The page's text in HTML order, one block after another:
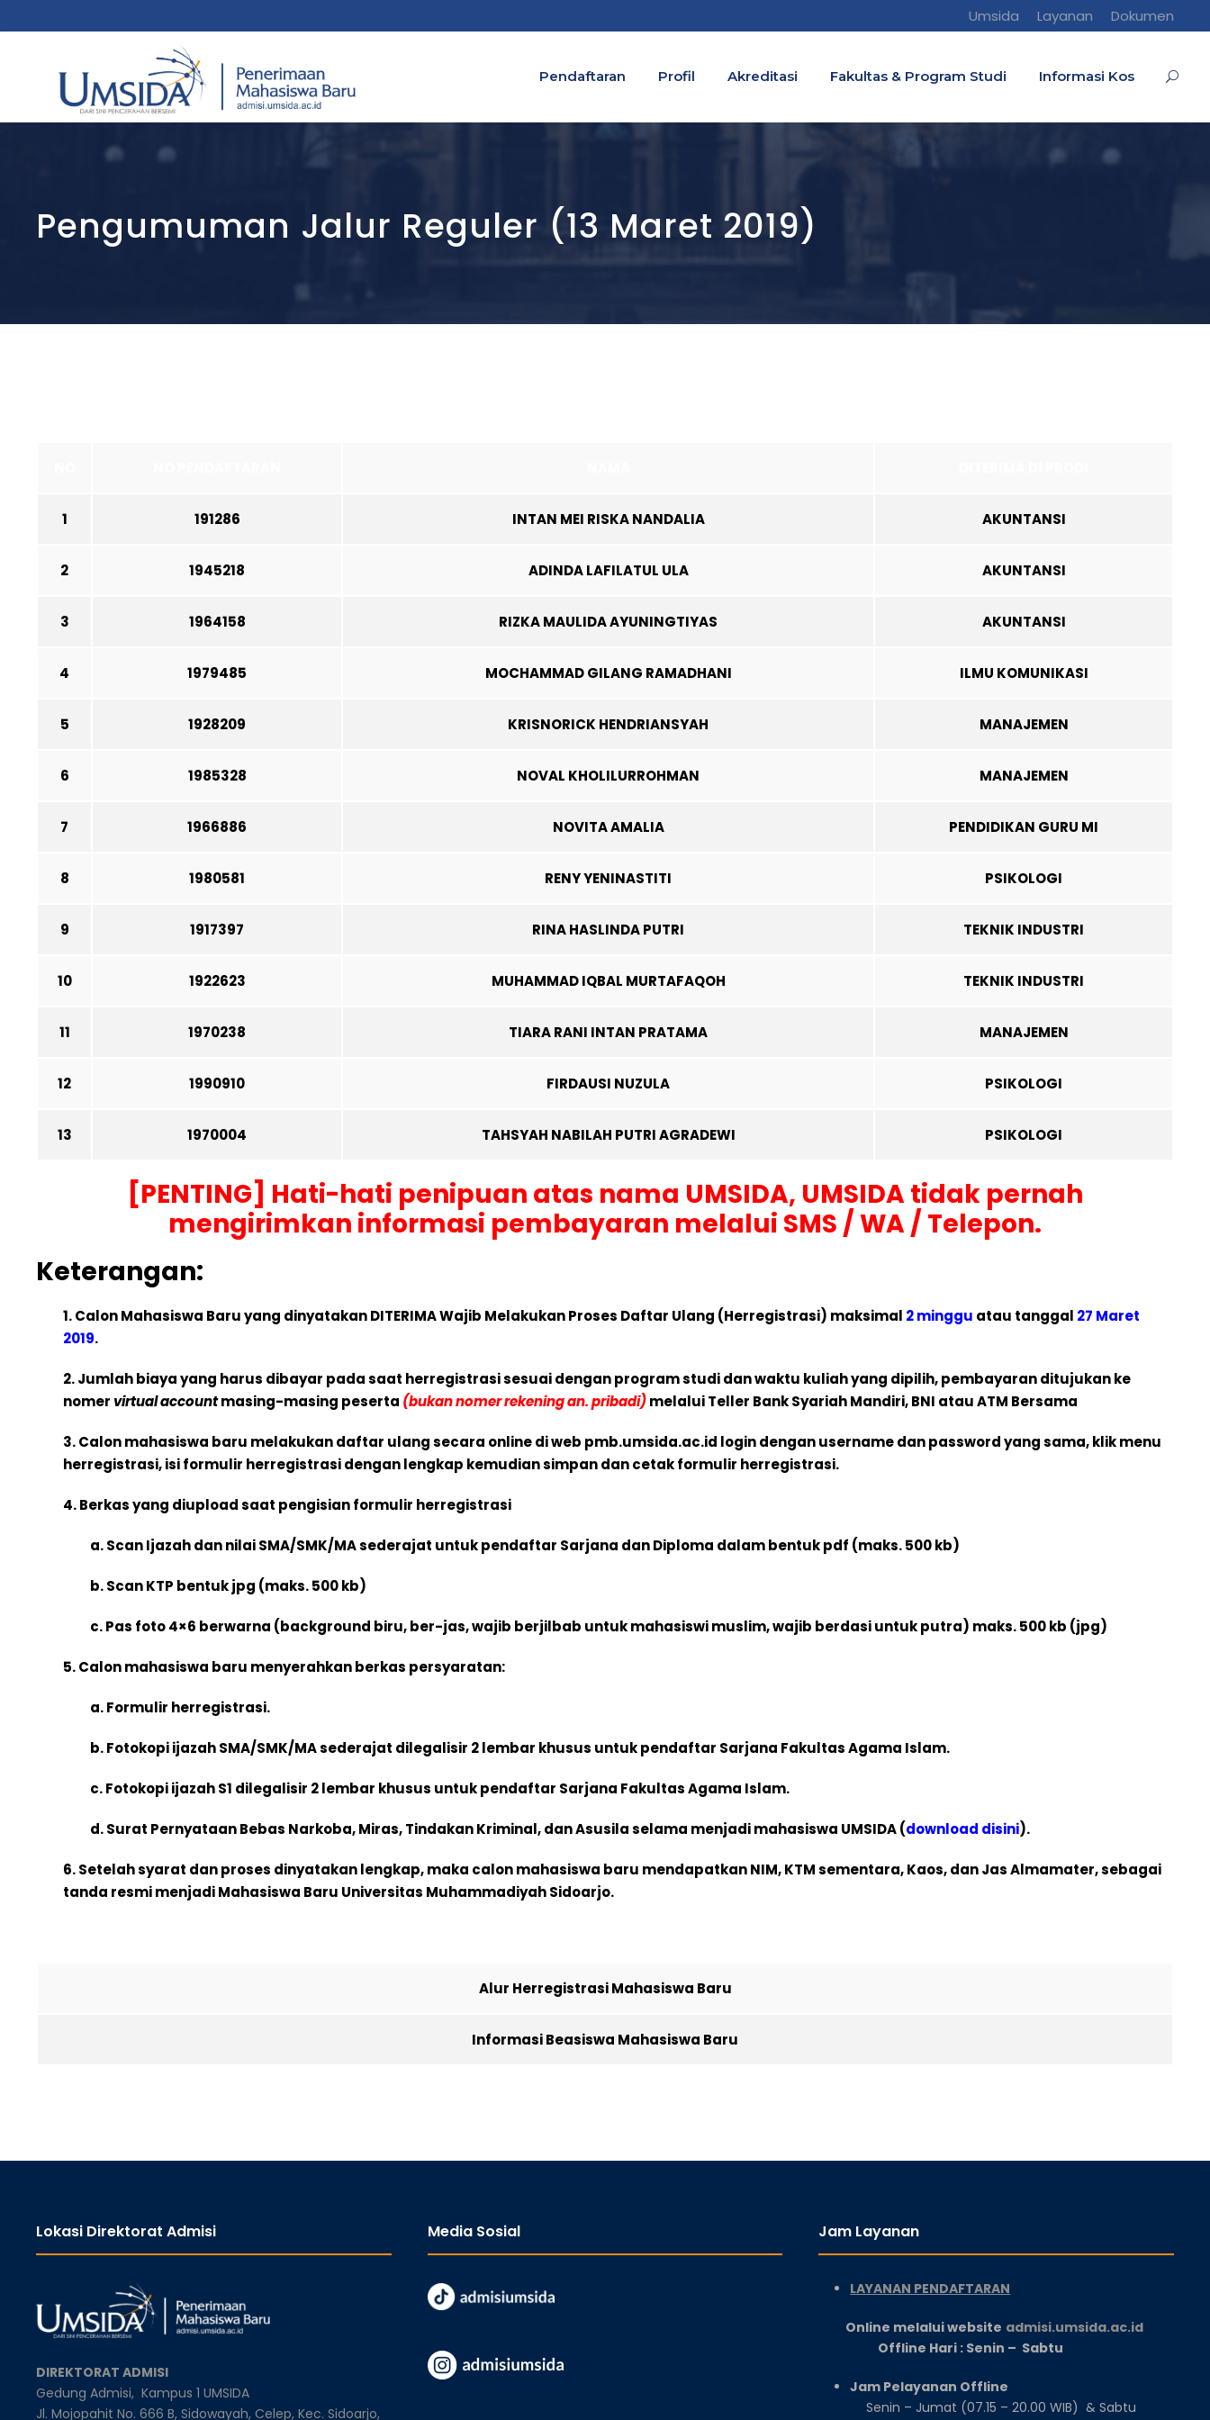
Umsida Layanan Dokumen
Pendaftaran Profil Akreditasi Fakultas & Program Studi Informasi Kos
Pengumuman Jalur Reguler (13 Maret 2019)
1 191286 INTAN MEI RISKA NANDALIA AKUNTANSI
2 1945218 ADINDA LAFILATUL ULA AKUNTANSI
3 1964158 RIZKA MAULIDA AYUNINGTIYAS AKUNTANSI
4 1979485 MOCHAMMAD GILANG RAMADHANI ILMU KOMUNIKASI
5 1928209 KRISNORICK HENDRIANSYAH MANAJEMEN
6 1985328 NOVAL KHOLILURROHMAN MANAJEMEN
7 1966886 NOVITA AMALIA PENDIDIKAN GURU MI
8 1980581 RENY YENINASTITI PSIKOLOGI
9 1917397 RINA HASLINDA PUTRI TEKNIK INDUSTRI
10 1922623 MUHAMMAD IQBAL MURTAFAQOH TEKNIK INDUSTRI
11 1970238 TIARA RANI INTAN PRATAMA MANAJEMEN
12 1990910 FIRDAUSI NUZULA PSIKOLOGI
13 1970004 TAHSYAH NABILAH PUTRI AGRADEWI PSIKOLOGI
[PENTING] Hati-hati penipuan atas nama UMSIDA, UMSIDA tidak pernah
mengirimkan informasi pembayaran melalui SMS / WA / Telepon.
Keterangan:
1. Calon Mahasiswa Baru yang dinyatakan DITERIMA Wajib Melakukan Proses Daftar Ulang (Herregistrasi) maksimal 2 minggu atau tanggal 27 Maret
2019.
2. Jumlah biaya yang harus dibayar pada saat herregistrasi sesuai dengan program studi dan waktu kuliah yang dipilih, pembayaran ditujukan ke
nomer virtual accountmasing-masing peserta (bukan nomer rekening an. pribadi)melalui Teller Bank Syariah Mandiri, BNI atau ATM Bersama
3. Calon mahasiswa baru melakukan daftar ulang secara online di web pmb.umsida.ac.id login dengan username dan password yang sama, klik menu
herregistrasi, isi formulir herregistrasi dengan lengkap kemudian simpan dan cetak formulir herregistrasi.
4. Berkas yang diupload saat pengisian formulir herregistrasi
a. Scan Ijazah dan nilai SMA/SMK/MA sederajat untuk pendaftar Sarjana dan Diploma dalam bentuk pdf (maks. 500 kb)
b. Scan KTP bentuk jpg (maks. 500 kb)
c. Pas foto 4×6 berwarna (background biru, ber-jas, wajib berjilbab untuk mahasiswi muslim, wajib berdasi untuk putra) maks. 500 kb (jpg)
5. Calon mahasiswa baru menyerahkan berkas persyaratan:
a. Formulir herregistrasi.
b. Fotokopi ijazah SMA/SMK/MA sederajat dilegalisir 2 lembar khusus untuk pendaftar Sarjana Fakultas Agama Islam.
c. Fotokopi ijazah S1 dilegalisir 2 lembar khusus untuk pendaftar Sarjana Fakultas Agama Islam.
d. Surat Pernyataan Bebas Narkoba, Miras, Tindakan Kriminal, dan Asusila selama menjadi mahasiswa UMSIDA (download disini).
6. Setelah syarat dan proses dinyatakan lengkap, maka calon mahasiswa baru mendapatkan NIM, KTM sementara, Kaos, dan Jas Almamater, sebagai
tanda resmi menjadi Mahasiswa Baru Universitas Muhammadiyah Sidoarjo.
Alur Herregistrasi Mahasiswa Baru
Informasi Beasiswa Mahasiswa Baru
Lokasi Direktorat Admisi
DIREKTORAT ADMISI
Gedung Admisi, Kampus 1 UMSIDA
Jl. Mojopahit No. 666 B, Sidowayah, Celep, Kec. Sidoarjo,
Media Sosial Jam Layanan
LAYANAN PENDAFTARAN
Online melalui website admisi.umsida.ac.id
Offline Hari : Senin – Sabtu
Jam Pelayanan Offline
Senin – Jumat (07.15 – 20.00 WIB) & Sabtu